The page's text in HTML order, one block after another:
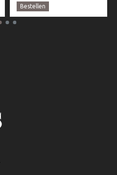
Bestellen